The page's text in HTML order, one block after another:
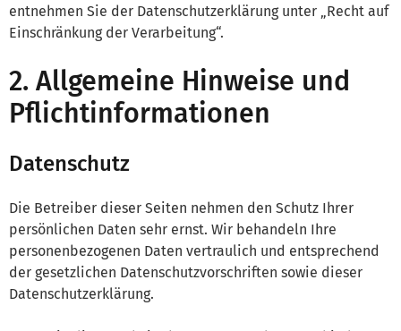
entnehmen Sie der Datenschutzerklärung unter „Recht auf
Einschränkung der Verarbeitung“.
2. Allgemeine Hinweise und
Pflichtinformationen
Datenschutz
Die Betreiber dieser Seiten nehmen den Schutz Ihrer
persönlichen Daten sehr ernst. Wir behandeln Ihre
personenbezogenen Daten vertraulich und entsprechend
der gesetzlichen Datenschutzvorschriften sowie dieser
Datenschutzerklärung.